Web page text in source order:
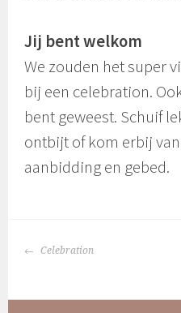
Jij bent welkom
We zouden het super
bij een celebration.
bent geweest. Schuif
ontbijt of kom erbij
aanbidding en gebed.
Celebration